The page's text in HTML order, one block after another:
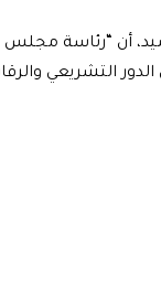
أن “رئاسة
التشريعي